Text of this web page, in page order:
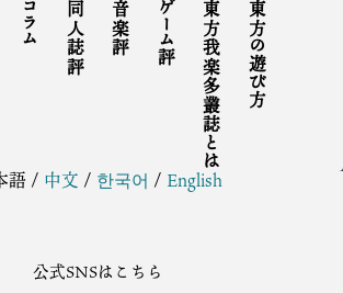
コラム 同人誌評 音楽評 ゲーム評 東方我楽多叢誌とは 東方の遊び方
語/ 中文 / 한국어 / English
公式SNSはこちら